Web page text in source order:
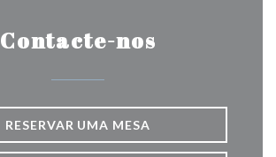
Contacte-nos
RESERVAR UMA MESA